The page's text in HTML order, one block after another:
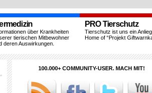
über Krankheiten
tierischen Mitbewohner
deren Auswirkungen.
PRO Tierschutz
Tierschutz ist uns ein
Home of “Projekt
100.000+ COMMUNITY-USER. MACH MIT!